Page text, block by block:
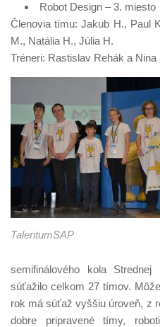
Robot Design – 3. miesto
Členovia tímu: Jakub H., Paul
M., Natália H., Júlia H.
Tréneri: Rastislav Rehák a
TalentumSAP
semifinálového kola
súťažilo celkom 27 tímov.
rok má súťaž vyššiu úroveň, z
dobre pripravené tímy,